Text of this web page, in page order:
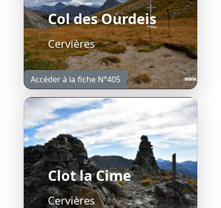
Col des Ourdeis
Cervières
Accéder à la fiche N°405
Clot la Cime
Cervières